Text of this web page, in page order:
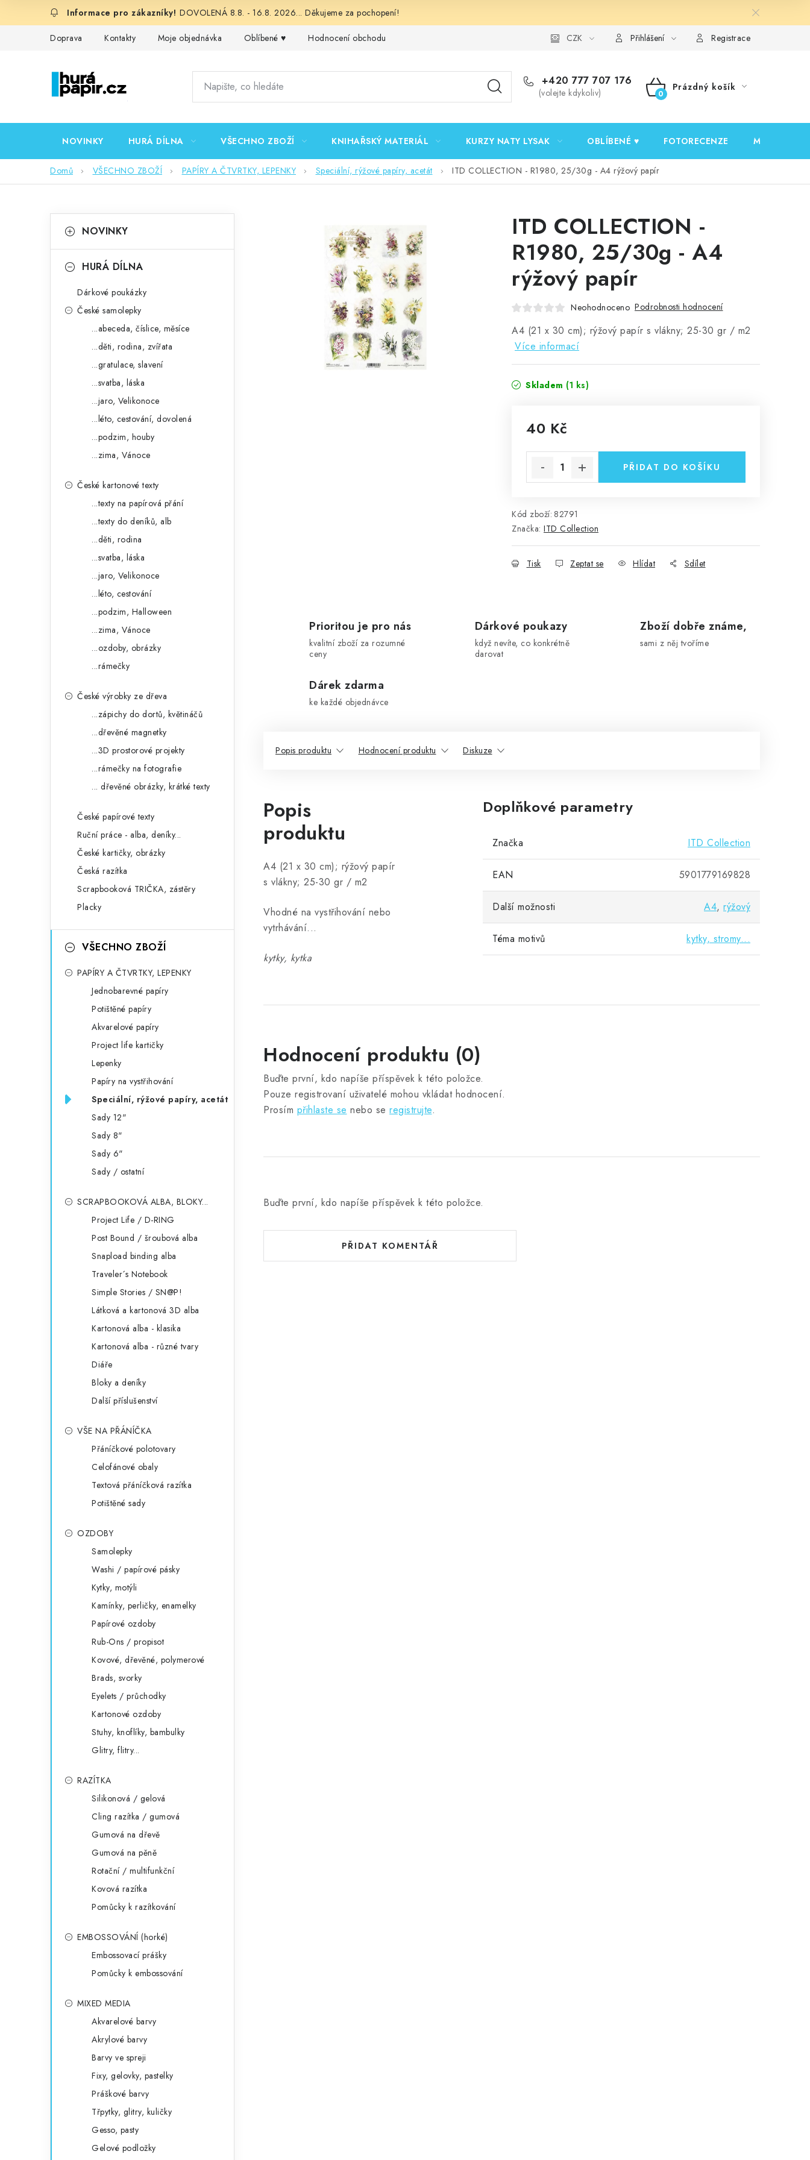
DOVOLENÁ 8.8. - 16.8. 2026... Děkujeme za pochopení!
Doprava Kontakty Moje objednávka Oblíbené ♥️ Hodnocení obchodu Podmínky ochrany osobních údajů Ověřování recenzí
CZK Přihlášení Registrace
+420 777 707 176
(volejte kdykoliv)
NÁKUPNÍ
Prázdný košík
NOVINKY HURÁ DÍLNA VŠECHNO ZBOŽÍ KNIHAŘSKÝ MATERIÁL KURZY NATY LYSAK OBLÍBENÉ ♥️ FOTORECENZE MOJE
Domů VŠECHNO ZBOŽÍ PAPÍRY A ČTVRTKY, LEPENKY Speciální, rýžové papíry, acetát ITD COLLECTION - R1980, 25/30g - A4 rýžový papír
okategorie
a
NOVINKY
HURÁ DÍLNA
Dárkové poukázky
České samolepky
...abeceda, číslice, měsíce
...děti, rodina, zvířata
...gratulace, slavení
...svatba, láska
...jaro, Velikonoce
...léto, cestování, dovolená
...podzim, houby
...zima, Vánoce
České kartonové texty
...texty na papírová přání
...texty do deníků, alb
...děti, rodina
...svatba, láska
...jaro, Velikonoce
...léto, cestování
...podzim, Halloween
...zima, Vánoce
...ozdoby, obrázky
...rámečky
České výrobky ze dřeva
...zápichy do dortů, květináčů
...dřevěné magnetky
...3D prostorové projekty
...rámečky na fotografie
... dřevěné obrázky, krátké texty
České papírové texty
Ruční práce - alba, deníky...
České kartičky, obrázky
Česká razítka
Scrapbooková TRIČKA, zástěry
Placky
VŠECHNO ZBOŽÍ
PAPÍRY A ČTVRTKY, LEPENKY
Jednobarevné papíry
Potištěné papíry
Akvarelové papíry
Project life kartičky
Lepenky
Papíry na vystřihování
Speciální, rýžové papíry, acetát
Sady 12"
Sady 8"
Sady 6"
Sady / ostatní
SCRAPBOOKOVÁ ALBA, BLOKY...
Project Life / D-RING
Post Bound / šroubová alba
Snapload binding alba
Traveler´s Notebook
Simple Stories / SN@P!
Látková a kartonová 3D alba
Kartonová alba - klasika
Kartonová alba - různé tvary
Diáře
Bloky a deníky
Další příslušenství
VŠE NA PŘÁNÍČKA
Přáníčkové polotovary
Celofánové obaly
Textová přáníčková razítka
Potištěné sady
OZDOBY
Samolepky
Washi / papírové pásky
Kytky, motýli
Kamínky, perličky, enamelky
Papírové ozdoby
Rub-Ons / propisot
Kovové, dřevěné, polymerové
Brads, svorky
Eyelets / průchodky
Kartonové ozdoby
Stuhy, knoflíky, bambulky
Glitry, flitry...
RAZÍTKA
Silikonová / gelová
Cling razítka / gumová
Gumová na dřevě
Gumová na pěně
Rotační / multifunkční
Kovová razítka
Pomůcky k razítkování
EMBOSSOVÁNÍ (horké)
Embossovací prášky
Pomůcky k embossování
MIXED MEDIA
Akvarelové barvy
Akrylové barvy
Barvy ve spreji
Fixy, gelovky, pastelky
Práškové barvy
Třpytky, glitry, kuličky
Gesso, pasty
Gelové podložky
ITD COLLECTION -
R1980, 25/30g - A4
rýžový papír
Neohodnoceno Podrobnosti hodnocení
A4 (21 x 30 cm); rýžový papír s vlákny; 25-30 gr / m2
Více informací
Skladem (1 ks)
40 Kč
PŘIDAT DO KOŠÍKU
Kód zboží: 82791
Značka: ITD Collection
Tisk Zeptat se Hlídat Sdílet
Prioritou je pro nás
kvalitní zboží za rozumné
ceny
Dárkové poukazy
když nevíte, co konkrétně
darovat
Zboží dobře známe,
sami z něj tvoříme
Dárek zdarma
ke každé objednávce
Popis produktu Hodnocení produktu Diskuze
Popis
produktu
A4 (21 x 30 cm); rýžový papír
s vlákny; 25-30 gr / m2
Vhodné na vystřihování nebo
vytrhávání...
kytky, kytka
Doplňkové parametry
Značka ITD Collection
EAN 5901779169828
Další možnosti A4, rýžový
Téma motivů kytky, stromy...
Hodnocení produktu (0)
Buďte první, kdo napíše příspěvek k této položce.
Pouze registrovaní uživatelé mohou vkládat hodnocení.
Prosím přihlaste se nebo se registrujte.
Buďte první, kdo napíše příspěvek k této položce.
PŘIDAT KOMENTÁŘ